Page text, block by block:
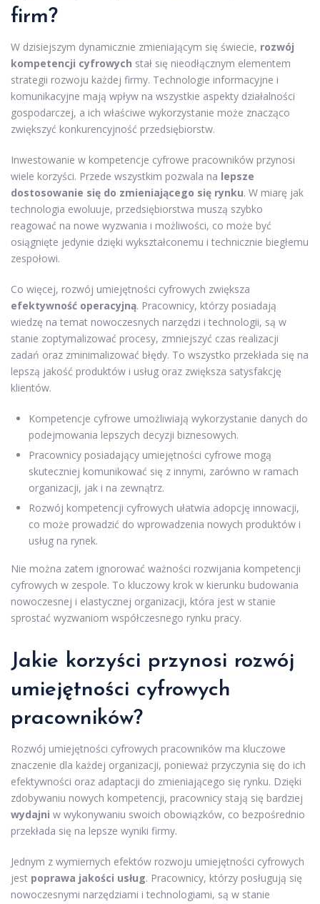
firm?
W dzisiejszym dynamicznie zmieniającym się świecie, rozwój
kompetencji cyfrowych stał się nieodłącznym elementem
strategii rozwoju każdej firmy. Technologie informacyjne i
komunikacyjne mają wpływ na wszystkie aspekty działalności
gospodarczej, a ich właściwe wykorzystanie może znacząco
zwiększyć konkurencyjność przedsiębiorstw.
Inwestowanie w kompetencje cyfrowe pracowników przynosi
wiele korzyści. Przede wszystkim pozwala na lepsze
dostosowanie się do zmieniającego się rynku. W miarę jak
technologia ewoluuje, przedsiębiorstwa muszą szybko
reagować na nowe wyzwania i możliwości, co może być
osiągnięte jedynie dzięki wykształconemu i technicznie biegłemu
zespołowi.
Co więcej, rozwój umiejętności cyfrowych zwiększa
efektywność operacyjną. Pracownicy, którzy posiadają
wiedzę na temat nowoczesnych narzędzi i technologii, są w
stanie zoptymalizować procesy, zmniejszyć czas realizacji
zadań oraz zminimalizować błędy. To wszystko przekłada się na
lepszą jakość produktów i usług oraz zwiększa satysfakcję
klientów.
Kompetencje cyfrowe umożliwiają wykorzystanie danych do
podejmowania lepszych decyzji biznesowych.
Pracownicy posiadający umiejętności cyfrowe mogą
skuteczniej komunikować się z innymi, zarówno w ramach
organizacji, jak i na zewnątrz.
Rozwój kompetencji cyfrowych ułatwia adopcję innowacji,
co może prowadzić do wprowadzenia nowych produktów i
usług na rynek.
Nie można zatem ignorować ważności rozwijania kompetencji
cyfrowych w zespole. To kluczowy krok w kierunku budowania
nowoczesnej i elastycznej organizacji, która jest w stanie
sprostać wyzwaniom współczesnego rynku pracy.
Jakie korzyści przynosi rozwój
umiejętności cyfrowych
pracowników?
Rozwój umiejętności cyfrowych pracowników ma kluczowe
znaczenie dla każdej organizacji, ponieważ przyczynia się do ich
efektywności oraz adaptacji do zmieniającego się rynku. Dzięki
zdobywaniu nowych kompetencji, pracownicy stają się bardziej
wydajni w wykonywaniu swoich obowiązków, co bezpośrednio
przekłada się na lepsze wyniki firmy.
Jednym z wymiernych efektów rozwoju umiejętności cyfrowych
jest poprawa jakości usług. Pracownicy, którzy posługują się
nowoczesnymi narzędziami i technologiami, są w stanie